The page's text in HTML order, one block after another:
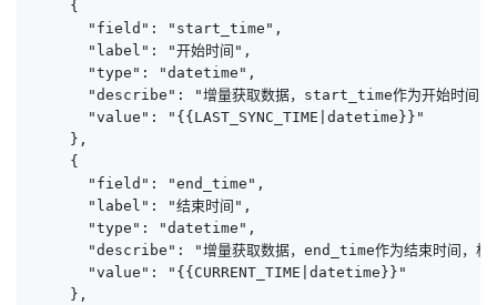
    {
      "field": "start_time",
      "label": "开始时间",
      "type": "datetime",
"describe": "增量获取数据，start_time作为开始时间
      "value": "{{LAST_SYNC_TIME|datetime}}"
    },
    {
      "field": "end_time",
      "label": "结束时间",
      "type": "datetime",
"describe": "增量获取数据，end_time作为结束时间，
      "value": "{{CURRENT_TIME|datetime}}"
    },